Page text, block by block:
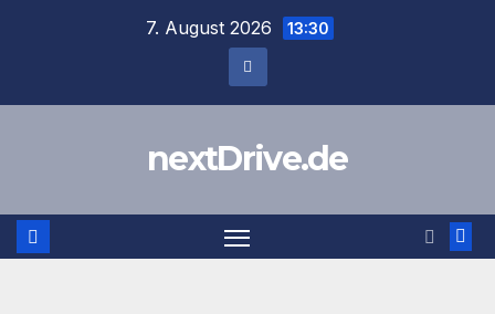
7. August 2026 13:30
nextDrive.de